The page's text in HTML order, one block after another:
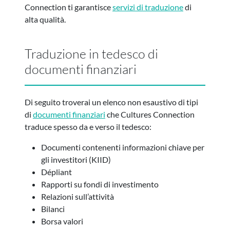
Connection ti garantisceservizi di traduzionedi
alta qualità.
Traduzione in tedesco di
documenti finanziari
Di seguito troverai un elenco non esaustivo di tipi
di documenti finanziari che Cultures Connection
traduce spesso da e verso il tedesco:
Documenti contenenti informazioni chiave per
gli investitori (KIID)
Dépliant
Rapporti su fondi di investimento
Relazioni sull’attività
Bilanci
Borsa valori